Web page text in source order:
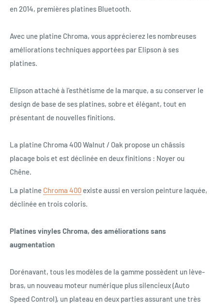
en 2014, premières platines Bluetooth.
Avec une platine Chroma, vous apprécierez les nombreuses
améliorations techniques apportées par Elipson à ses
platines.
Elipson attaché à l'esthétisme de la marque, a su conserver le
design de base de ses platines, sobre et élégant, tout en
présentant de nouvelles finitions.
La platine Chroma 400 Walnut / Oak propose un châssis
placage bois et est déclinée en deux finitions : Noyer ou
Chêne.
La platine Chroma 400 existe aussi en version peinture laquée,
déclinée en trois coloris.
Platines vinyles Chroma, des améliorations sans
augmentation
Dorénavant, tous les modèles de la gamme possèdent un lève-
bras, un nouveau moteur numérique plus silencieux (Auto
Speed Control), un plateau en deux parties assurant une très